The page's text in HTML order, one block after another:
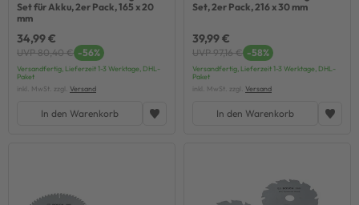
Set für Akku, 2er Pack, 165 x 20
mm
34,99 €
UVP 80,40 € -56%
Versandfertig, Lieferzeit 1-3 Werktage, DHL-
Paket
inkl. MwSt. zzgl. Versand
In den Warenkorb
Set, 2er Pack, 216 x 30 mm
39,99 €
UVP 97,16 € -58%
Versandfertig, Lieferzeit 1-3 Werktage, DHL-
Paket
inkl. MwSt. zzgl. Versand
In den Warenkorb